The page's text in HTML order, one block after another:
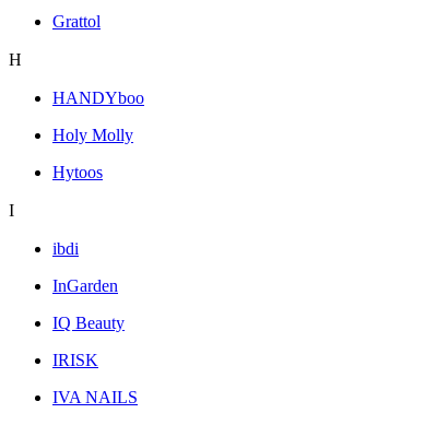
Grattol
H
HANDYboo
Holy Molly
Hytoos
I
ibdi
InGarden
IQ Beauty
IRISK
IVA NAILS